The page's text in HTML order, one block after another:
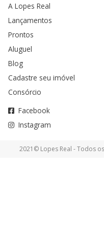
A Lopes Real
Lançamentos
Prontos
Aluguel
Blog
Cadastre seu imóvel
Consórcio
Facebook
Instagram
2021© Lopes Real - Todos